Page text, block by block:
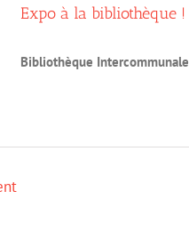
Expo à la bibliothèque !
Bibliothèque Intercommunale